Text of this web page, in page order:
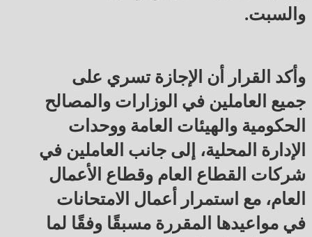
والسبت.
وأكد القرار أن الإجازة تسري على
جميع العاملين في الوزارات والمصالح
الحكومية والهيئات العامة ووحدات
الإدارة المحلية، إلى جانب العاملين في
شركات القطاع العام وقطاع الأعمال
العام، مع استمرار أعمال الامتحانات
في مواعيدها المقررة مسبقًا وفقًا لما